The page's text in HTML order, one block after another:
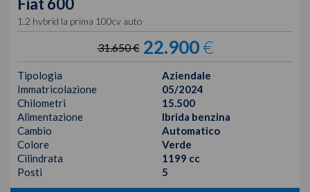
Fiat 600
1.2 hybrid la prima 100cv auto
31.650 € 22.900€
Tipologia
Aziendale
Immatricolazione
05/2024
Chilometri
15.500
Alimentazione
Ibrida benzina
Cambio
Automatico
Colore
Verde
Cilindrata
1199 cc
Posti
5